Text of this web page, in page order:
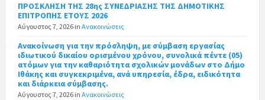
ΠΡΟΣΚΛΗΣΗ ΤΗΣ 28ης ΣΥΝΕΔΡΙΑΣΗΣ ΤΗΣ ΔΗΜΟΤΙΚΗΣ
ΕΠΙΤΡΟΠΗΣ ΕΤΟΥΣ 2026
Αύγουστος 7, 2026 in Ανακοινώσεις
Ανακοίνωση για την πρόσληψη, με σύμβαση εργασίας
ιδιωτικού δικαίου ορισμένου χρόνου, συνολικά πέντε (05)
ατόμων για την καθαριότητα σχολικών μονάδων στο Δήμο
Ιθάκης και συγκεκριμένα, ανά υπηρεσία, έδρα, ειδικότητα
και διάρκεια σύμβασης.
Αύγουστος 7, 2026 in Ανακοινώσεις